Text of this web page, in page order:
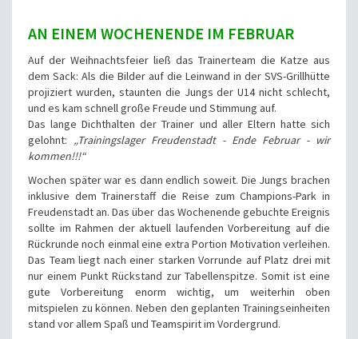
AN EINEM WOCHENENDE IM FEBRUAR
Auf der Weihnachtsfeier ließ das Trainerteam die Katze aus
dem Sack: Als die Bilder auf die Leinwand in der SVS-Grillhütte
projiziert wurden, staunten die Jungs der U14 nicht schlecht,
und es kam schnell große Freude und Stimmung auf.
Das lange Dichthalten der Trainer und aller Eltern hatte sich
gelohnt: „Trainingslager Freudenstadt - Ende Februar - wir
kommen!!!“
Wochen später war es dann endlich soweit. Die Jungs brachen
inklusive dem Trainerstaff die Reise zum Champions-Park in
Freudenstadt an. Das über das Wochenende gebuchte Ereignis
sollte im Rahmen der aktuell laufenden Vorbereitung auf die
Rückrunde noch einmal eine extra Portion Motivation verleihen.
Das Team liegt nach einer starken Vorrunde auf Platz drei mit
nur einem Punkt Rückstand zur Tabellenspitze. Somit ist eine
gute Vorbereitung enorm wichtig, um weiterhin oben
mitspielen zu können. Neben den geplanten Trainingseinheiten
stand vor allem Spaß und Teamspirit im Vordergrund.